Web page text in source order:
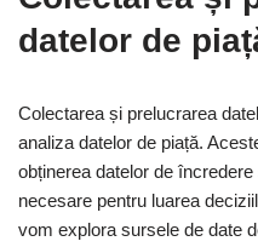
datelor de
Colectarea și prelucrarea
analiza datelor de piață.
obținerea datelor de
necesare pentru luarea
vom explora sursele de date